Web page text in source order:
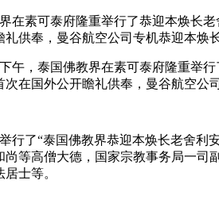
在素可泰府隆重举行了恭迎本焕长
供奉，曼谷航空公司专机恭迎本焕
，泰国佛教界在素可泰府隆重举行
在国外公开瞻礼供奉，曼谷航空公
了“泰国佛教界恭迎本焕长老舍利
等高僧大德，国家宗教事务局一
士等。